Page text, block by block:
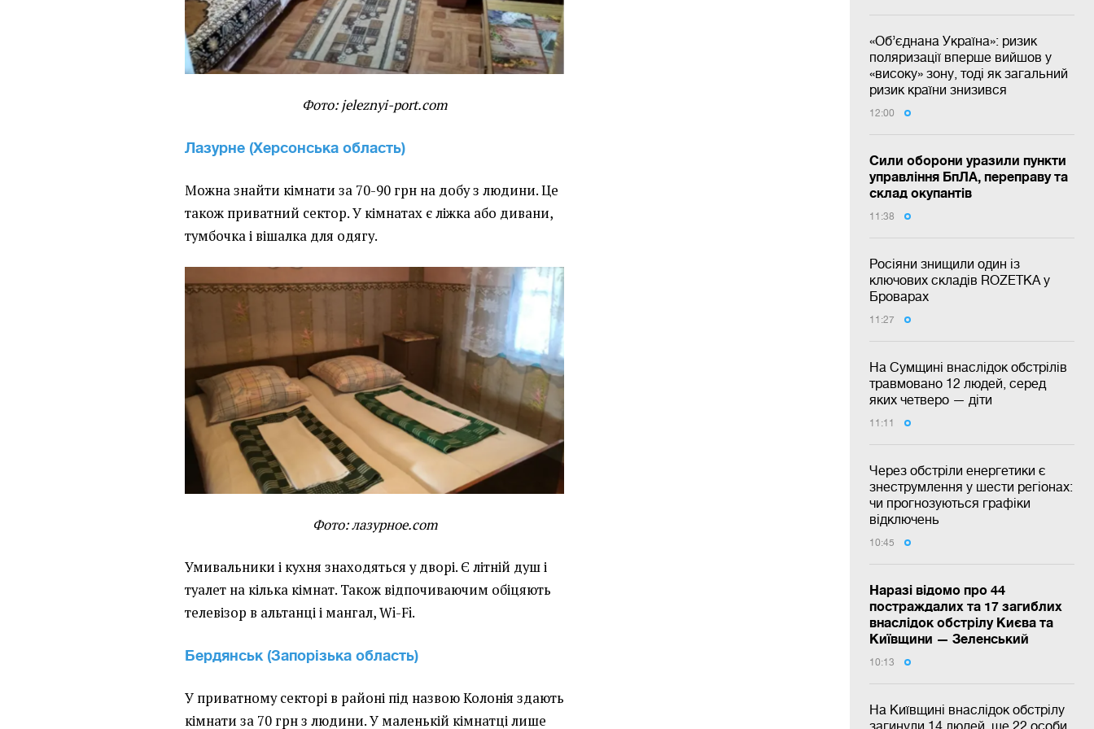
«Об’єднана Україна»: ризик
поляризації вперше вийшов у
«високу» зону, тоді як загальний
ризик країни знизився
12:00
Сили оборони уразили пункти
управління БпЛА, переправу та
склад окупантів
11:38
Росіяни знищили один із
ключових складів ROZETKA у
Броварах
11:27
На Сумщині внаслідок обстрілів
травмовано 12 людей, серед
яких четверо — діти
11:11
Через обстріли енергетики є
знеструмлення у шести регіонах:
чи прогнозуються графіки
відключень
10:45
Наразі відомо про 44
постраждалих та 17 загиблих
внаслідок обстрілу Києва та
Київщини — Зеленський
10:13
На Київщині внаслідок обстрілу
загинули 14 людей, ще 22 особи
Фото: jeleznyi-port.com
Лазурне (Херсонська область)
Можна знайти кімнати за 70-90 грн на добу з людини. Це
також приватний сектор. У кімнатах є ліжка або дивани,
тумбочка і вішалка для одягу.
Фото: лазурное.com
Умивальники і кухня знаходяться у дворі. Є літній душ і
туалет на кілька кімнат. Також відпочиваючим обіцяють
телевізор в альтанці і мангал, Wi-Fi.
Бердянськ (Запорізька область)
У приватному секторі в районі під назвою Колонія здають
кімнати за 70 грн з людини. У маленькій кімнатці лише